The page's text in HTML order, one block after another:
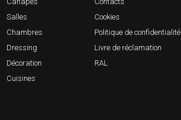
Salles
Chambres
Dressing
Décoration
Cuisines
Cookies
Politique de confidentialité
Livre de réclamation
RAL